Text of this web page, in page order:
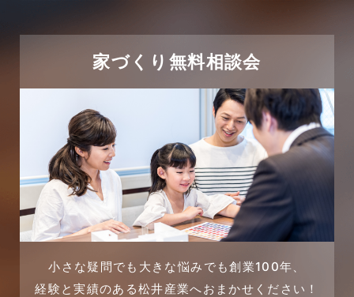
家づくり無料相談会
小さな疑問でも大きな悩みでも創業100年、
経験と実績のある松井産業へおまかせください！